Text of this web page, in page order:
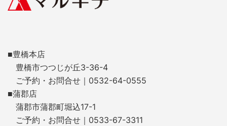
■豊橋本店
豊橋市つつじが丘3-36-4
ご予約・お問合せ｜0532-64-0555
■蒲郡店
蒲郡市蒲郡町堀込17-1
ご予約・お問合せ｜0533-67-3311